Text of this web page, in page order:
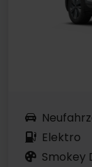
Elektro
Smokey